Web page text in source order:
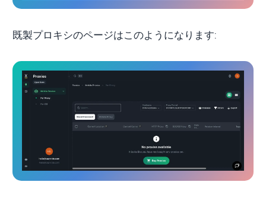
既製プロキシのページはこのようになります: